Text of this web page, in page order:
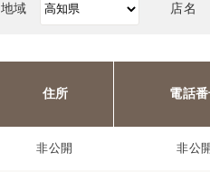
地域 店名
住所 電話
非公開 非公